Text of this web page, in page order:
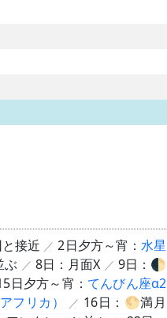
接近 2日夕方～宵： 水星
ぶ 8日：月面X
9日：🌓
日夕方～宵： てんびん座α2
フリカ）
16日：🌕満月